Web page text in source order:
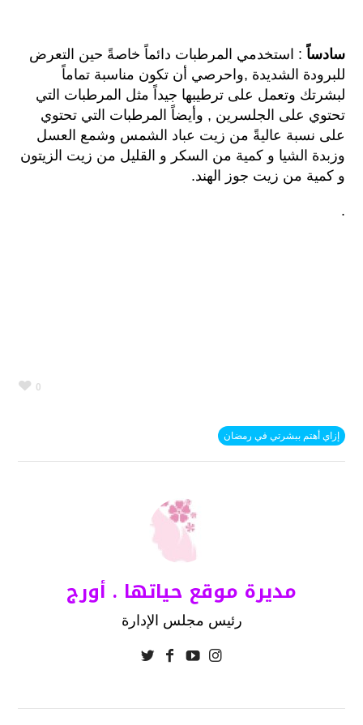
سادساً : استخدمي المرطبات دائماً خاصةً حين التعرض
للبرودة الشديدة ,واحرصي أن تكون مناسبة تماماً
لبشرتك وتعمل على ترطيبها جيداً مثل المرطبات التي
تحتوي على الجلسرين , وأيضاً المرطبات التي تحتوي
على نسبة عاليةً من زيت عباد الشمس وشمع العسل
وزبدة الشيا و كمية من السكر و القليل من زيت الزيتون
و كمية من زيت جوز الهند.
.
0
إزاي أهتم ببشرتي في رمضان
مديرة موقع حياتها . أورج
رئيس مجلس الإدارة